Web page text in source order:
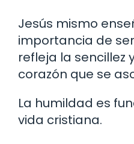
Jesús mismo
importancia de
refleja la sencillez
corazón que se
La humildad es
vida cristiana.